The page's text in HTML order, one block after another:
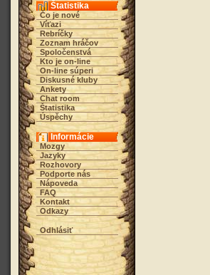
Štatistika
Čo je nové
Víťazi
Rebríčky
Zoznam hráčov
Spoločenstvá
Kto je on-line
On-line súperi
Diskusné kluby
Ankety
Chat room
Štatistika
Úspěchy
Informácie
Mozgy
Jazyky
Rozhovory
Podporte nás
Nápoveda
FAQ
Kontakt
Odkazy
Odhlásiť